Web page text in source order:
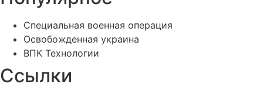
Специальная военная операция
Освобожденная украина
ВПК Технологии
Ссылки